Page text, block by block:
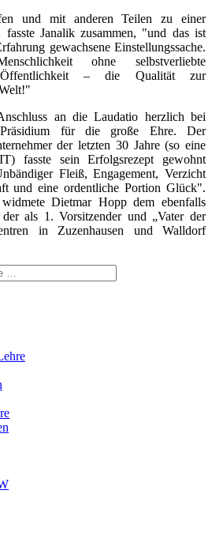
und mit anderen Teilen zu einer
fasste Janalik zusammen, "und das ist
gewachsene Einstellungssache.
ohne selbstverliebte
– die Qualität zur
an die Laudatio herzlich bei
für die große Ehre. Der
der letzten 30 Jahre (so eine
fasste sein Erfolgsrezept gewohnt
Fleiß, Engagement, Verzicht
und eine ordentliche Portion Glück".
Dietmar Hopp dem ebenfalls
als 1. Vorsitzender und „Vater der
in Zuzenhausen und Walldorf